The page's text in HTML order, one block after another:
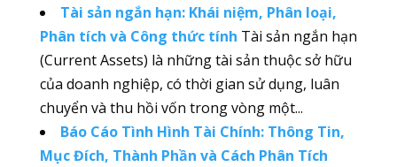
Tài sản ngắn hạn: Khái niệm, Phân loại,
Phân tích và Công thức tính Tài sản ngắn hạn
(Current Assets) là những tài sản thuộc sở hữu
của doanh nghiệp, có thời gian sử dụng, luân
chuyển và thu hồi vốn trong vòng một...
Báo Cáo Tình Hình Tài Chính: Thông Tin,
Mục Đích, Thành Phần và Cách Phân Tích